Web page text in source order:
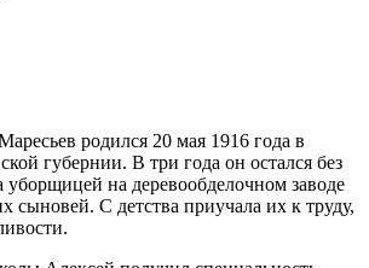
родился 20 мая 1916 года в
губернии. В три года он остался без
уборщицей на деревообделочном заводе
сыновей. С детства приучала их к труду,